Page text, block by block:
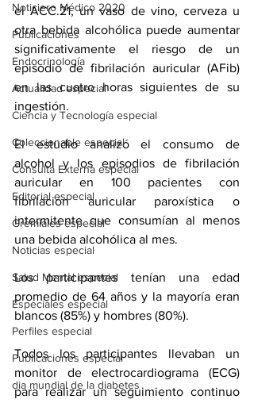
Noticiero Médico 2020
Publicaciones
Endocrinología
Actualidad especial
Ciencia y Tecnología especial
Coleccionable especial
Consulta Externa especial
Editorial especial
Gremiales especial
Noticias especial
Salud Mental especial
Especiales especial
Perfiles especial
Publicaciones especial
dia mundial de la diabetes
el ACC.21, un vaso de vino, cerveza u
otra bebida alcohólica puede aumentar
significativamente el riesgo de un
episodio de fibrilación auricular (AFib)
en las cuatro horas siguientes de su
ingestión.
El estudio analizó el consumo de
alcohol y los episodios de fibrilación
auricular en 100 pacientes con
fibrilación auricular paroxística o
intermitente que consumían al menos
una bebida alcohólica al mes.
Los participantes tenían una edad
promedio de 64 años y la mayoría eran
blancos (85%) y hombres (80%).
Todos los participantes llevaban un
monitor de electrocardiograma (ECG)
para realizar un seguimiento continuo